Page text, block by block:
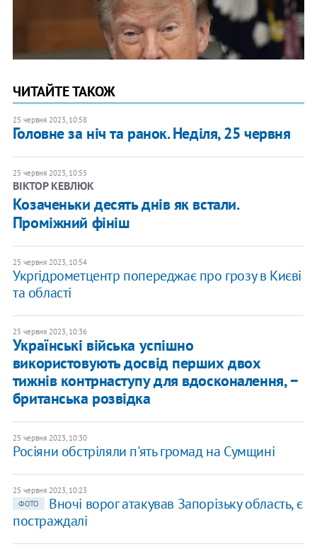
ЧИТАЙТЕ ТАКОЖ
25 червня 2023, 10:58
Головне за ніч та ранок. Неділя, 25 червня
25 червня 2023, 10:55
ВІКТОР КЕВЛЮК
​Козаченьки десять днів як встали.
Проміжний фініш
25 червня 2023, 10:54
Укргідрометцентр попереджає про грозу в Києві
та області
25 червня 2023, 10:36
Українські війська успішно
використовують досвід перших двох
тижнів контрнаступу для вдосконалення, −
британська розвідка
25 червня 2023, 10:30
Росіяни обстріляли п'ять громад на Сумщині
25 червня 2023, 10:23
ФОТО
Вночі ворог атакував Запорізьку область, є
постраждалі